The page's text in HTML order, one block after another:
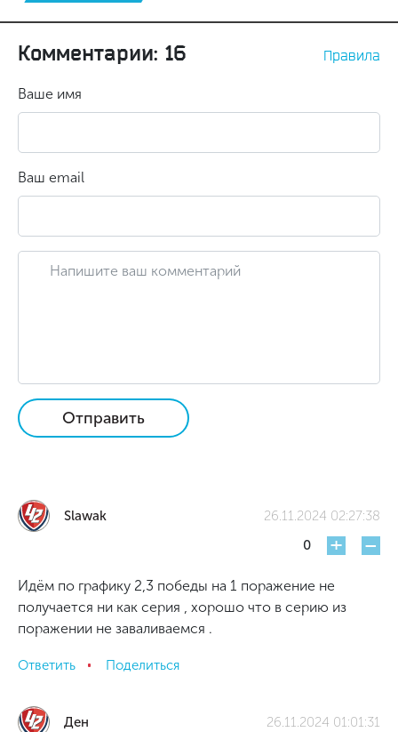
Комментарии: 16 Правила
Ваше имя
Ваш email
Отправить
Slawak
26.11.2024 02:27:38
0
+ -
Идём по графику 2,3 победы на 1 поражение не
получается ни как серия , хорошо что в серию из
поражении не заваливаемся .
Ответить Поделиться
Ден 26.11.2024 01:01:31